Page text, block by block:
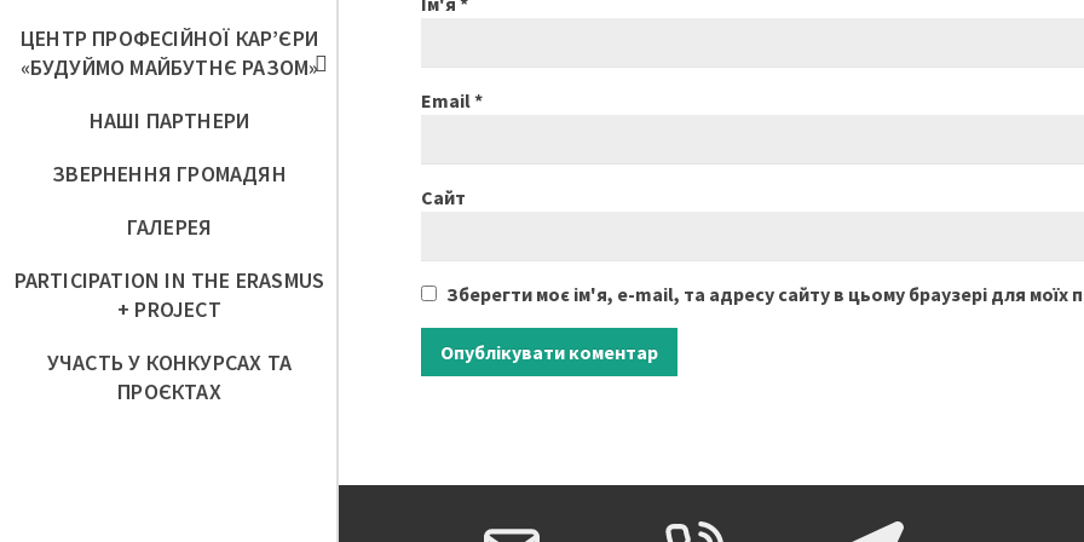
ЦЕНТР ПРОФЕСІЙНОЇ КАР’ЄРИ
«БУДУЙМО МАЙБУТНЄ РАЗОМ»
НАШІ ПАРТНЕРИ
ЗВЕРНЕННЯ ГРОМАДЯН
ГАЛЕРЕЯ
PARTICIPATION IN THE ERASMUS
+ PROJECT
УЧАСТЬ У КОНКУРСАХ ТА
ПРОЄКТАХ
Email*
Сайт
Зберегти моє ім'я, e-mail, та адресу сайту в цьому браузері для моїх